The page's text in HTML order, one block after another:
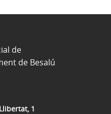
1
de
de Besalú